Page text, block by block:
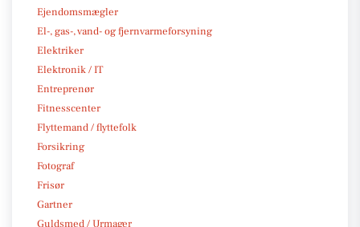
Ejendomsmægler
El-, gas-, vand- og fjernvarmeforsyning
Elektriker
Elektronik / IT
Entreprenør
Fitnesscenter
Flyttemand / flyttefolk
Forsikring
Fotograf
Frisør
Gartner
Guldsmed / Urmager